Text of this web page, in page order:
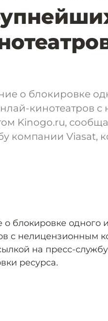
о блокировке
кинотеатров с
Kinogo.ru,
компании Viasat,
блокировке одного
с нелицензионным
на пресс-
ресурса.